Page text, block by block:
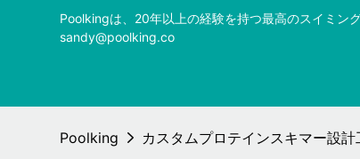
Poolkingは、20年以上の経験を持つ最高のスイミン
sandy@poolking.co
Poolking カスタムプロテインスキマー設